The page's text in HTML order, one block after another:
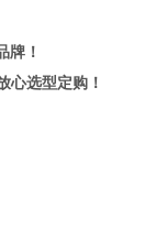
牌！
心选型定购！